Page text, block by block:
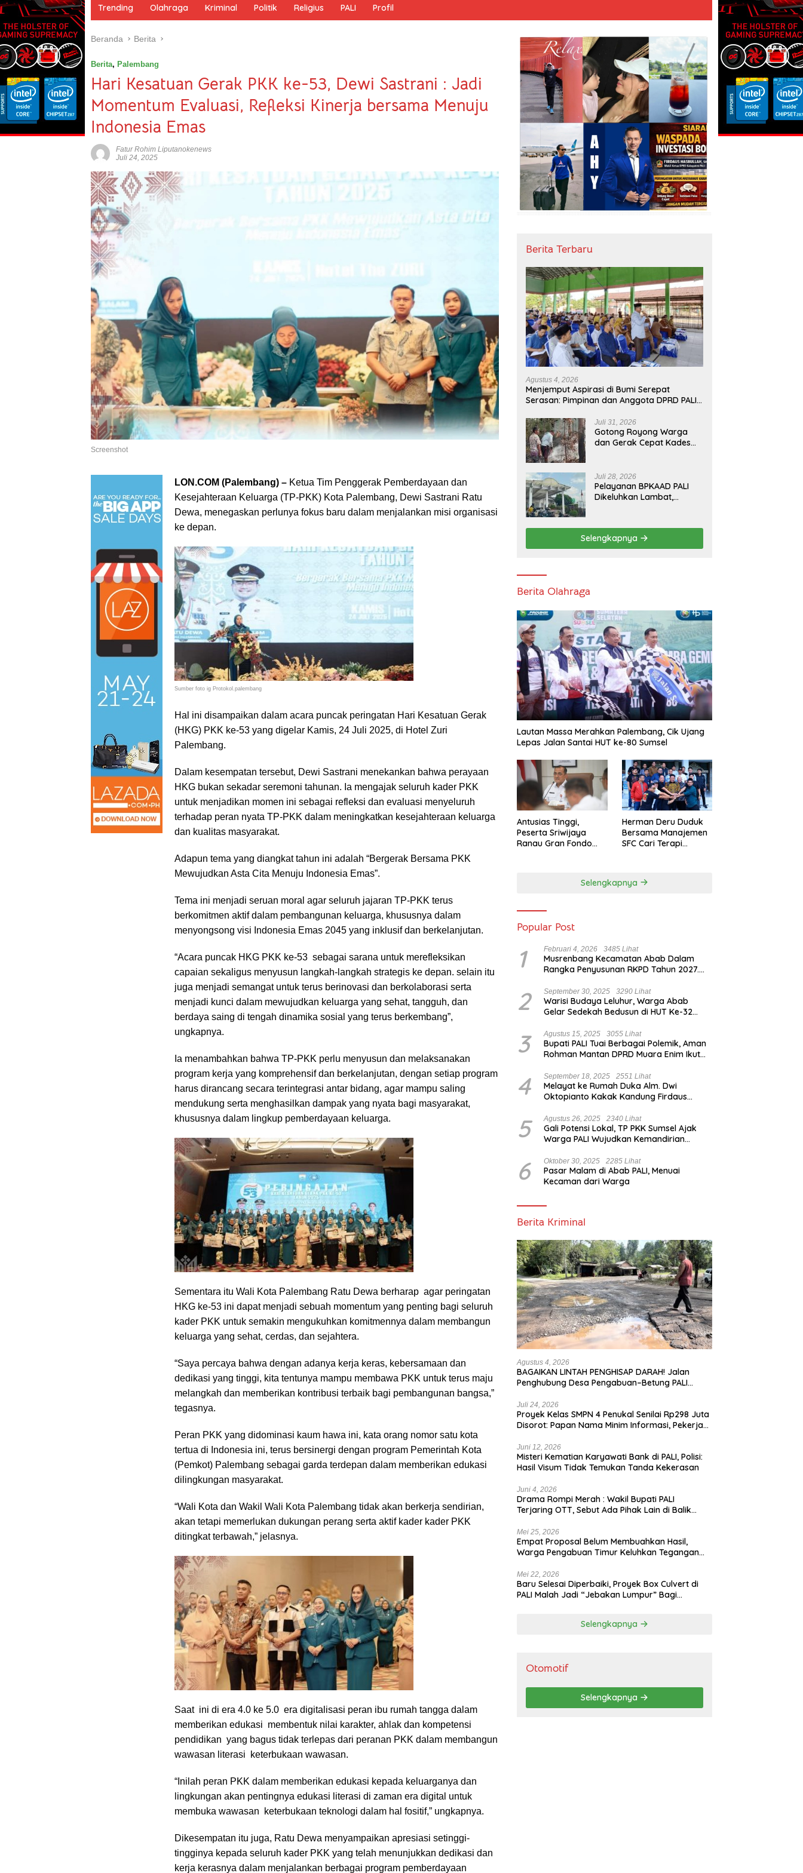
e
Trending Olahraga Kriminal Politik Religius PALI Profil
Beranda Berita
Berita, Palembang
Hari Kesatuan Gerak PKK ke-53, Dewi Sastrani : Jadi
Momentum Evaluasi, Refleksi Kinerja bersama Menuju
Indonesia Emas
Fatur Rohim Liputanokenews
Juli 24, 2025
Screenshot
LON.COM (Palembang) – Ketua Tim Penggerak Pemberdayaan dan
Kesejahteraan Keluarga (TP-PKK) Kota Palembang, Dewi Sastrani Ratu
Dewa, menegaskan perlunya fokus baru dalam menjalankan misi organisasi
ke depan.
Sumber foto ig Protokol.palembang
Hal ini disampaikan dalam acara puncak peringatan Hari Kesatuan Gerak
(HKG) PKK ke-53 yang digelar Kamis, 24 Juli 2025, di Hotel Zuri
Palembang.
Dalam kesempatan tersebut, Dewi Sastrani menekankan bahwa perayaan
HKG bukan sekadar seremoni tahunan. Ia mengajak seluruh kader PKK
untuk menjadikan momen ini sebagai refleksi dan evaluasi menyeluruh
terhadap peran nyata TP-PKK dalam meningkatkan kesejahteraan keluarga
dan kualitas masyarakat.
Adapun tema yang diangkat tahun ini adalah “Bergerak Bersama PKK
Mewujudkan Asta Cita Menuju Indonesia Emas”.
Tema ini menjadi seruan moral agar seluruh jajaran TP-PKK terus
berkomitmen aktif dalam pembangunan keluarga, khususnya dalam
menyongsong visi Indonesia Emas 2045 yang inklusif dan berkelanjutan.
“Acara puncak HKG PKK ke-53 sebagai sarana untuk merefleksikan
capaian sekaligus menyusun langkah-langkah strategis ke depan. selain itu
juga menjadi semangat untuk terus berinovasi dan berkolaborasi serta
menjadi kunci dalam mewujudkan keluarga yang sehat, tangguh, dan
berdaya saing di tengah dinamika sosial yang terus berkembang”,
ungkapnya.
Ia menambahkan bahwa TP-PKK perlu menyusun dan melaksanakan
program kerja yang komprehensif dan berkelanjutan, dengan setiap program
harus dirancang secara terintegrasi antar bidang, agar mampu saling
mendukung serta menghasilkan dampak yang nyata bagi masyarakat,
khususnya dalam lingkup pemberdayaan keluarga.
Sementara itu Wali Kota Palembang Ratu Dewa berharap agar peringatan
HKG ke-53 ini dapat menjadi sebuah momentum yang penting bagi seluruh
kader PKK untuk semakin mengukuhkan komitmennya dalam membangun
keluarga yang sehat, cerdas, dan sejahtera.
“Saya percaya bahwa dengan adanya kerja keras, kebersamaan dan
dedikasi yang tinggi, kita tentunya mampu membawa PKK untuk terus maju
melangkah dan memberikan kontribusi terbaik bagi pembangunan bangsa,”
tegasnya.
Peran PKK yang didominasi kaum hawa ini, kata orang nomor satu kota
tertua di Indonesia ini, terus bersinergi dengan program Pemerintah Kota
(Pemkot) Palembang sebagai garda terdepan dalam memberikan edukasi
dilingkungan masyarakat.
“Wali Kota dan Wakil Wali Kota Palembang tidak akan berkerja sendirian,
akan tetapi memerlukan dukungan perang serta aktif kader kader PKK
ditingkat terbawah,” jelasnya.
Saat ini di era 4.0 ke 5.0 era digitalisasi peran ibu rumah tangga dalam
memberikan edukasi membentuk nilai karakter, ahlak dan kompetensi
pendidikan yang bagus tidak terlepas dari peranan PKK dalam membangun
wawasan literasi keterbukaan wawasan.
“Inilah peran PKK dalam memberikan edukasi kepada keluarganya dan
lingkungan akan pentingnya edukasi literasi di zaman era digital untuk
membuka wawasan keterbukaan teknologi dalam hal fositif,” ungkapnya.
Dikesempatan itu juga, Ratu Dewa menyampaikan apresiasi setinggi-
tingginya kepada seluruh kader PKK yang telah menunjukkan dedikasi dan
kerja kerasnya dalam menjalankan berbagai program pemberdayaan
Berita Terbaru
Agustus 4, 2026
Menjemput Aspirasi di Bumi Serepat
Serasan: Pimpinan dan Anggota DPRD PALI
Abab Melalui Reses Ke-2 Tahun 2026
Juli 31, 2026
Gotong Royong Warga
dan Gerak Cepat Kades
Selatan
Juli 28, 2026
Pelayanan BPKAAD PALI
Dikeluhkan Lambat,
Selengkapnya
Berita Olahraga
Lautan Massa Merahkan Palembang, Cik Ujang
Lepas Jalan Santai HUT ke-80 Sumsel
Antusias Tinggi,
Peserta Sriwijaya
Ranau Gran Fondo
Herman Deru Duduk
Bersama Manajemen
SFC Cari Terapi
Selengkapnya
Popular Post
1 Februari 4, 2026 3485 Lihat
Musrenbang Kecamatan Abab Dalam
Rangka Penyusunan RKPD Tahun 2027.
Strategis
2 September 30, 2025 3290 Lihat
Warisi Budaya Leluhur, Warga Abab
Gelar Sedekah Bedusun di HUT Ke-32
3 Agustus 15, 2025 3055 Lihat
Bupati PALI Tuai Berbagai Polemik, Aman
Rohman Mantan DPRD Muara Enim Ikut
4 September 18, 2025 2551 Lihat
Melayat ke Rumah Duka Alm. Dwi
Oktopianto Kakak Kandung Firdaus
Turut Berduka Cita.
5 Agustus 26, 2025 2340 Lihat
Gali Potensi Lokal, TP PKK Sumsel Ajak
Warga PALI Wujudkan Kemandirian
6 Oktober 30, 2025 2285 Lihat
Pasar Malam di Abab PALI, Menuai
Kecaman dari Warga
Berita Kriminal
Agustus 4, 2026
BAGAIKAN LINTAH PENGHISAP DARAH! Jalan
Penghubung Desa Pengabuan–Betung PALI
Biang Kerok
Juli 24, 2026
Proyek Kelas SMPN 4 Penukal Senilai Rp298 Juta
Disorot: Papan Nama Minim Informasi, Pekerja
Juni 12, 2026
Misteri Kematian Karyawati Bank di PALI, Polisi:
Hasil Visum Tidak Temukan Tanda Kekerasan
Juni 4, 2026
Drama Rompi Merah : Wakil Bupati PALI
Terjaring OTT, Sebut Ada Pihak Lain di Balik
Mei 25, 2026
Empat Proposal Belum Membuahkan Hasil,
Warga Pengabuan Timur Keluhkan Tegangan
Mei 22, 2026
Baru Selesai Diperbaiki, Proyek Box Culvert di
PALI Malah Jadi “Jebakan Lumpur” Bagi
Selengkapnya
Otomotif
Selengkapnya